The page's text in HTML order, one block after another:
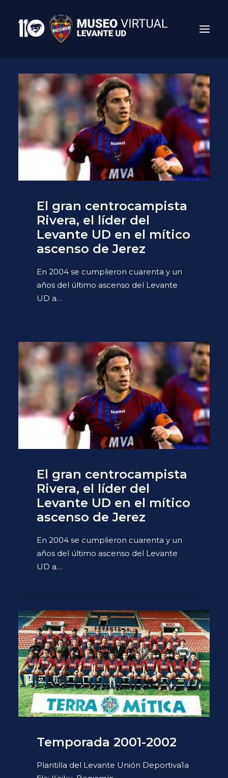
Search
El gran centrocampista
Rivera, el líder del
Levante UD en el mítico
ascenso de Jerez
En 2004 se cumplieron cuarenta y un
años del último ascenso del Levante
UD a…
El gran centrocampista
Rivera, el líder del
Levante UD en el mítico
ascenso de Jerez
En 2004 se cumplieron cuarenta y un
años del último ascenso del Levante
UD a…
Temporada 2001-2002
Plantilla del Levante Unión Deportiva1a